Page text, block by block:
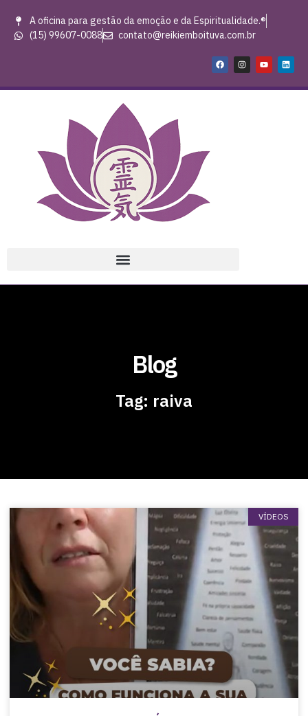
A oficina para gestão da emoção e da Espiritualidade.®
(15) 99607-0088
contato@reikiemboituva.com.br
Blog
Tag: raiva
VÍDEOS